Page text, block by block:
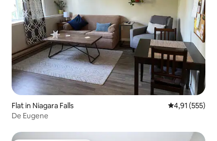
Flat in Niagara Falls Gemiddelde
4,91 (555)
De Eugene